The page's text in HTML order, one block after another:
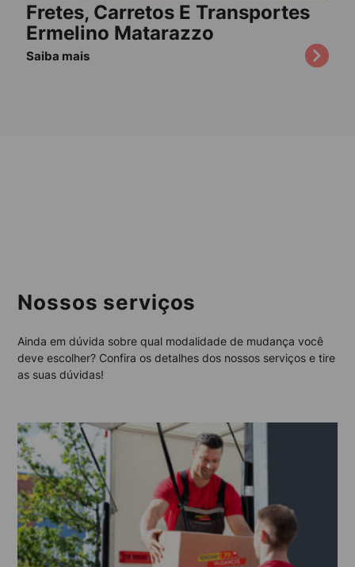
Fretes, Carretos E Transportes
Ermelino Matarazzo
Saiba mais
Nossos serviços
Ainda em dúvida sobre qual modalidade de mudança você
deve escolher? Confira os detalhes dos nossos serviços e tire
as suas dúvidas!